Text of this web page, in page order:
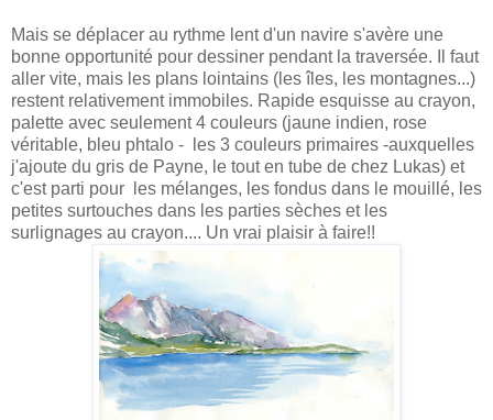
Mais se déplacer au rythme lent d'un navire s'avère une
bonne opportunité pour dessiner pendant la traversée. Il faut
aller vite, mais les plans lointains (les îles, les montagnes...)
restent relativement immobiles. Rapide esquisse au crayon,
palette avec seulement 4 couleurs (jaune indien, rose
véritable, bleu phtalo - les 3 couleurs primaires -auxquelles
j'ajoute du gris de Payne, le tout en tube de chez Lukas) et
c'est parti pour les mélanges, les fondus dans le mouillé, les
petites surtouches dans les parties sèches et les
surlignages au crayon.... Un vrai plaisir à faire!!